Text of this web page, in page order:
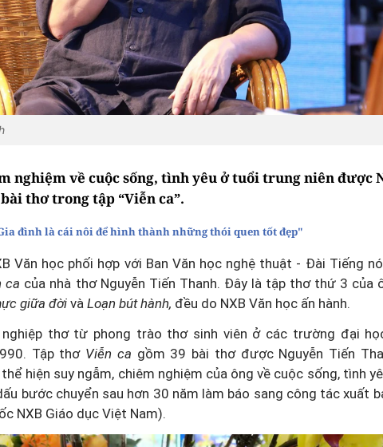
nghiệm về cuộc sống, tình yêu ở tuổi trung niên được
thơ trong tập “Viễn ca”.
đình là cái nôi để hình thành những thói quen tốt đẹp"
Văn học phối hợp với Ban Văn học nghệ thuật - Đài Tiếng
ca của nhà thơ Nguyễn Tiến Thanh. Đây là tập thơ thứ 3 của
giữa đờivà Loạn bút hành, đều do NXB Văn học ấn hành.
nghiệp thơ từ phong trào thơ sinh viên ở các trường đại
Tập thơ Viễn ca gồm 39 bài thơ được Nguyễn Tiến
hiện suy ngẫm, chiêm nghiệm của ông về cuộc sống, tình
bước chuyển sau hơn 30 năm làm báo sang công tác xuất
NXB Giáo dục Việt Nam).